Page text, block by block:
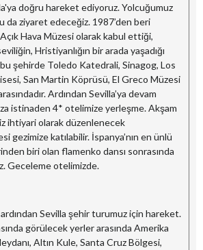
doğru hareket ediyoruz. Yolcuğumuz
da ziyaret edeceğiz. 1987’den beri
Hava Müzesi olarak kabul ettiği,
Hristiyanlığın bir arada yaşadığı
şehirde Toledo Katedrali, Sinagog, Los
San Martin Köprüsü, El Greco Müzesi
Ardından Sevilla’ya devam
istinaden 4* otelimize yerleşme. Akşam
ihtiyari olarak düzenlenecek
gezimize katılabilir. İspanya’nın en ünlü
biri olan flamenko dansı sonrasında
Geceleme otelimizde.
ardından Sevilla şehir turumuz için hareket.
görülecek yerler arasında Amerika
Altın Kule, Santa Cruz Bölgesi,